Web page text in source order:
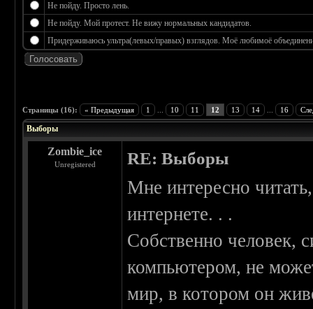
Не пойду. Просто лень.
Не пойду. Мой протест. Не вижу нормальных кандидатов.
Придерживаюсь ультра(левых/правых) взглядов. Моё любимоё
Страницы (16): « Предыдущая 1 10 11 12 13 14 16
Выборы
Zombie_ice
Unregistered RE: Выборы
Мне интересно
интернете. . .
Собственно человек,
компьютером, не
мир, в котором он